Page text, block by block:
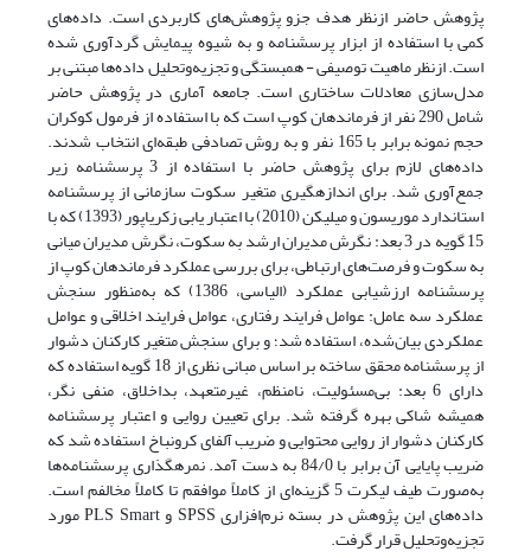
پژوهش حاضر ازنظر هدف جزو پژوهش‌های کاربردی است. داده‌های
کمی با استفاده از ابزار پرسشنامه و به شیوه پیمایش گردآوری شده
است. ازنظر ماهیت توصیفی - همبستگی و تجزیه‌وتحلیل داده‌ها مبتنی بر
مدل‌سازی معادلات ساختاری است. جامعه آماری در پژوهش حاضر
شامل 290 نفر از فرماندهان کوپ است که با استفاده از فرمول کوکران
حجم نمونه برابر با 165 نفر و به روش تصادفی طبقه‌ای انتخاب شدند.
داده‌های لازم برای پژوهش حاضر با استفاده از 3 پرسشنامه زیر
جمع‌آوری شد. برای اندازه­گیری متغیر سکوت سازمانی از پرسشنامه
استاندارد موریسون و میلیکن (2010) با اعتبار یابی زکریاپور (1393) که با
15 گویه در 3 بعد: نگرش مدیران ارشد به سکوت، نگرش مدیران میانی
به سکوت و فرصت‌های ارتباطی، برای بررسی عملکرد فرماندهان کوپ از
پرسشنامه ارزشیابی عملکرد (الیاسی، 1386) که به‌منظور سنجش
عملکرد سه عامل: عوامل فرایند رفتاری، عوامل فرایند اخلاقی و عوامل
عملکردی بیان‌شده، استفاده شد؛ و برای سنجش متغیر کارکنان دشوار
از پرسشنامه محقق ساخته بر اساس مبانی نظری از 18 گویه استفاده که
دارای 6 بعد: بی‌مسئولیت، نامنظم، غیرمتعهد، بداخلاق، منفی نگر،
همیشه شاکی بهره گرفته شد. برای تعیین روایی و اعتبار پرسشنامه
کارکنان دشوار از روایی محتوایی و ضریب آلفای کرونباخ استفاده شد که
ضریب پایایی آن برابر با 84/0 به دست آمد. نمره­گذاری پرسشنامه‌ها
به‌صورت طیف لیکرت 5 گزینه‌ای از کاملاً موافقم تا کاملاً مخالفم است.
داده‌های این پژوهش در بسته نرم‌افزاری SPSS و PLS Smart مورد
تجزیه‌وتحلیل قرار گرفت.